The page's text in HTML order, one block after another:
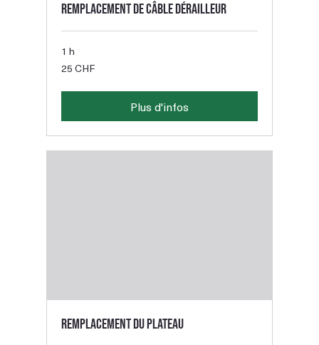
Remplacement de câble dérailleur
1 h
25
francs
25 CHF
Plus d'infos
Remplacement du plateau